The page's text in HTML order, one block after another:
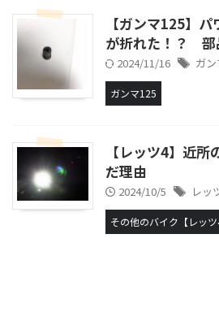
【ガンマ125】
が折れた！？
2024/11/16 ガ
ガンマ125
【レッツ4】近
だ理由
2024/10/5 レッ
その他のバイク【レッツ